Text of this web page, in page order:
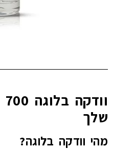
שלך
מהי וודקה בלוגה?